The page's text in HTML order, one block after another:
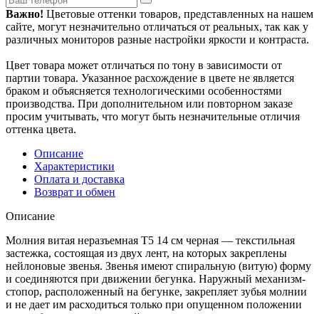
Важно! Цветовые оттенки товаров, представленных на нашем
сайте, могут незначительно отличаться от реальных, так как у
различных мониторов разные настройки яркости и контраста.
Цвет товара может отличаться по тону в зависимости от
партии товара. Указанное расхождение в цвете не является
браком и объясняется технологическими особенностями
производства. При дополнительном или повторном заказе
просим учитывать, что могут быть незначительные отличия
оттенка цвета.
Описание
Характеристики
Оплата и доставка
Возврат и обмен
Описание
Молния витая неразъемная Т5 14 см черная — текстильная
застежка, состоящая из двух лент, на которых закреплены
нейлоновые звенья. Звенья имеют спиральную (витую) форму
и соединяются при движении бегунка. Наружный механизм-
стопор, расположенный на бегунке, закрепляет зубья молнии
и не дает им расходиться только при опущенном положении